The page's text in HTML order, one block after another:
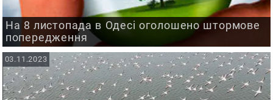
На 8 листопада в Одесі оголошено штормове
попередження
03.11.2023